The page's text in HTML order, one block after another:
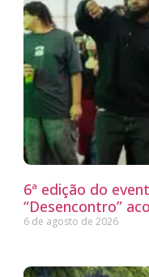
6ª edição do
“Desencontro”
6 de agosto de 2026